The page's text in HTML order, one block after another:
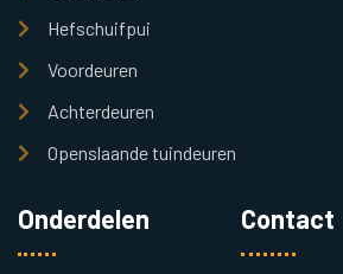
Hefschuifpui
Voordeuren
Achterdeuren
Openslaande tuindeuren
Onderdelen Contact